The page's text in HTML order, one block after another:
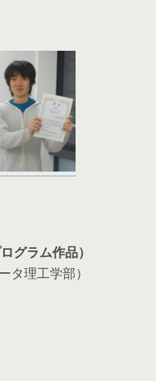
グラム作品）
理工学部）